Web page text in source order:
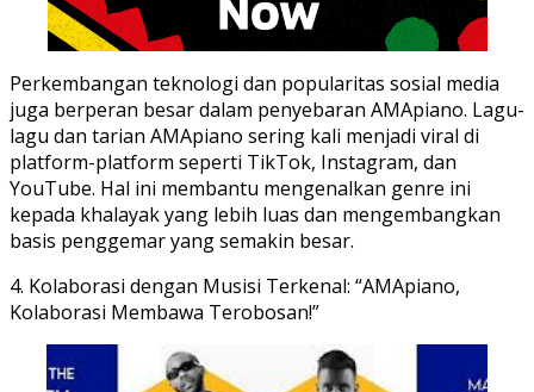
Perkembangan teknologi dan popularitas sosial media
juga berperan besar dalam penyebaran AMApiano. Lagu-
lagu dan tarian AMApiano sering kali menjadi viral di
platform-platform seperti TikTok, Instagram, dan
YouTube. Hal ini membantu mengenalkan genre ini
kepada khalayak yang lebih luas dan mengembangkan
basis penggemar yang semakin besar.
4. Kolaborasi dengan Musisi Terkenal: “AMApiano,
Kolaborasi Membawa Terobosan!”